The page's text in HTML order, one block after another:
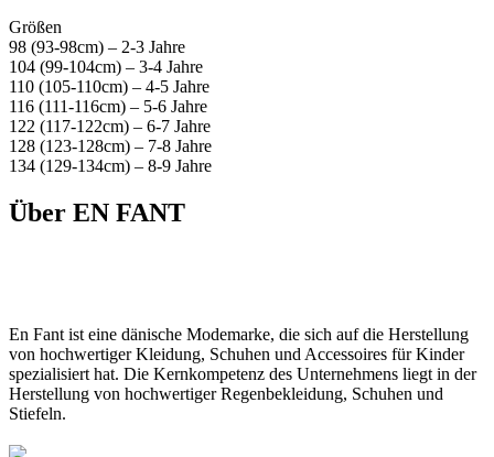
Größen
98 (93-98cm) – 2-3 Jahre
104 (99-104cm) – 3-4 Jahre
110 (105-110cm) – 4-5 Jahre
116 (111-116cm) – 5-6 Jahre
122 (117-122cm) – 6-7 Jahre
128 (123-128cm) – 7-8 Jahre
134 (129-134cm) – 8-9 Jahre
Über EN FANT
En Fant ist eine dänische Modemarke, die sich auf die Herstellung
von hochwertiger Kleidung, Schuhen und Accessoires für Kinder
spezialisiert hat. Die Kernkompetenz des Unternehmens liegt in der
Herstellung von hochwertiger Regenbekleidung, Schuhen und
Stiefeln.